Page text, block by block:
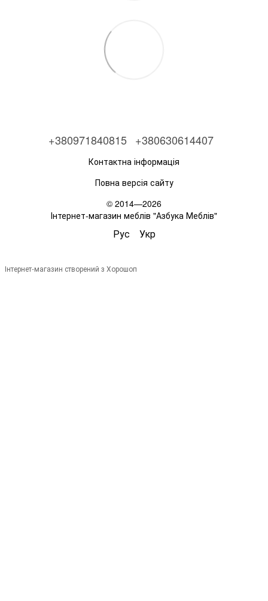
+380971840815 +380630614407
Контактна інформація
Повна версія сайту
© 2014—2026
Інтернет-магазин меблів "Азбука Меблів"
Рус Укр
Інтернет-магазин створений з Хорошоп